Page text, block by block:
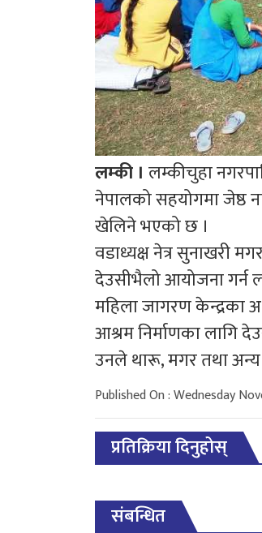
लम्की । लम्कीचुहा
नेपालको सहयोगमा जेष्ठ
खेलिने भएको छ ।
वडाध्यक्ष नेत्र सुनाखरी
देउसीभैलो आयोजना गर्न
महिला जागरण केन्द्रका
आश्रम निर्माणका लागि
उनले थारू, मगर तथा
Published On : Wednesday
प्रतिक्रिया दिनुहोस्
संबन्धित